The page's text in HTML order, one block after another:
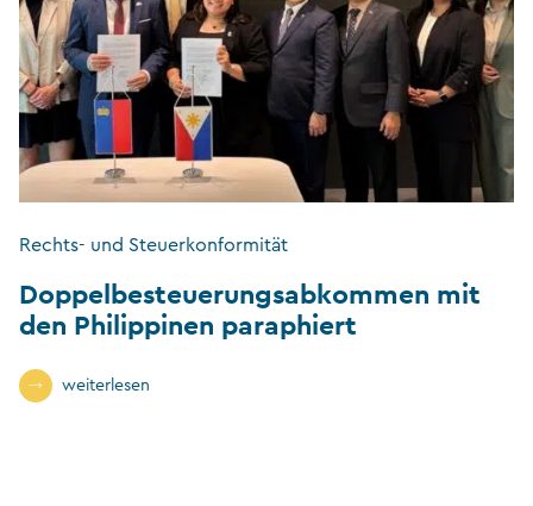
Rechts- und Steuerkonformität
Doppelbesteuerungsabkommen mit
den Philippinen paraphiert
weiterlesen